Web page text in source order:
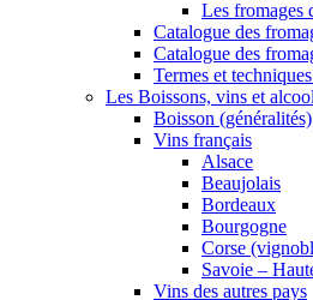
Les fromages
Catalogue des
Catalogue des
Termes et
Les Boissons, vins et
Boisson (généralités)
Vins français
Alsace
Beaujolais
Bordeaux
Bourgogne
Corse
Savoie –
Vins des autres pays